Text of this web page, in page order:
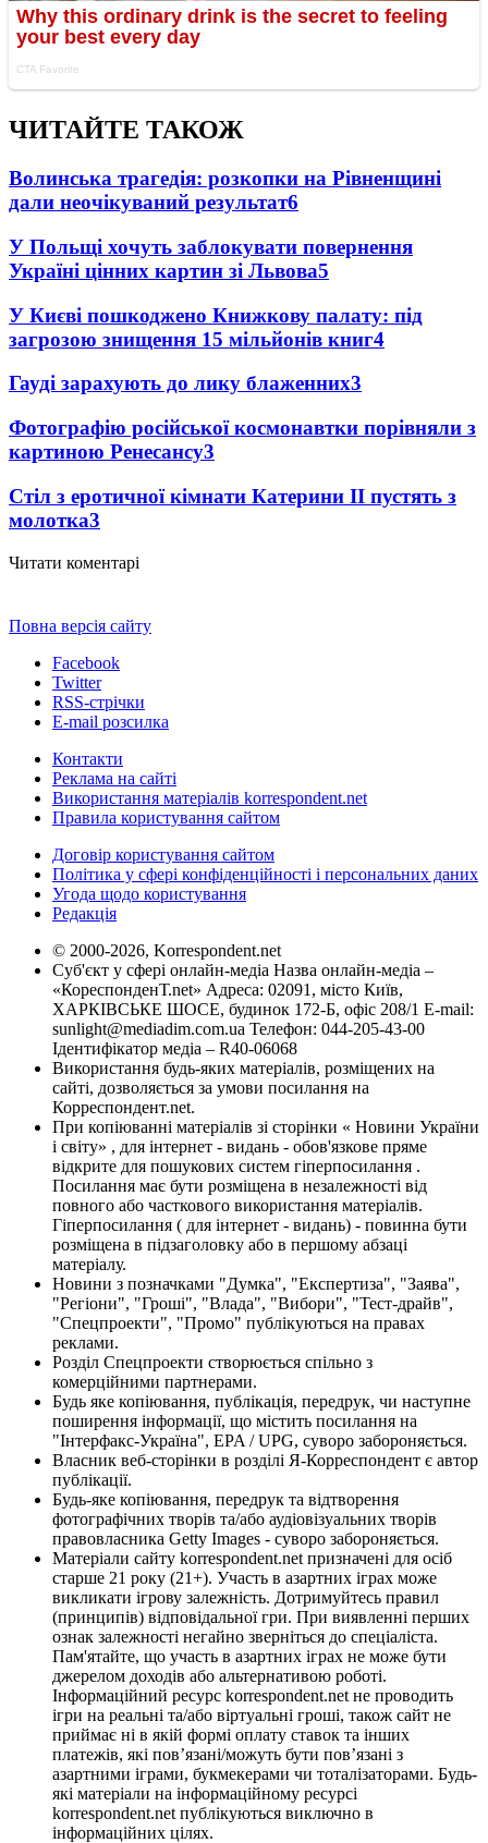
ЧИТАЙТЕ ТАКОЖ
Волинська трагедія: розкопки на Рівненщині
дали неочікуваний результат6
У Польщі хочуть заблокувати повернення
Україні цінних картин зі Львова5
У Києві пошкоджено Книжкову палату: під
загрозою знищення 15 мільйонів книг4
Гауді зарахують до лику блаженних3
Фотографію російської космонавтки порівняли з
картиною Ренесансу3
Стіл з еротичної кімнати Катерини II пустять з
молотка3
Читати коментарі
Повна версія сайту
Facebook
Twitter
RSS-стрічки
E-mail розсилка
Контакти
Реклама на сайті
Використання матеріалів korrespondent.net
Правила користування сайтом
Договір користування сайтом
Політика у сфері конфіденційності і персональних даних
Угода щодо користування
Редакція
© 2000-2026, Korrespondent.net
Суб'єкт у сфері онлайн-медіа Назва онлайн-медіа –
«КореспонденТ.net» Адреса: 02091, місто Київ,
ХАРКІВСЬКЕ ШОСЕ, будинок 172-Б, офіс 208/1 E-mail:
sunlight@mediadim.com.ua Телефон: 044-205-43-00
Ідентифікатор медіа – R40-06068
Використання будь-яких матеріалів, розміщених на
сайті, дозволяється за умови посилання на
Корреспондент.net.
При копіюванні матеріалів зі сторінки « Новини України
і світу» , для інтернет - видань - обов'язкове пряме
відкрите для пошукових систем гіперпосилання .
Посилання має бути розміщена в незалежності від
повного або часткового використання матеріалів.
Гіперпосилання ( для інтернет - видань) - повинна бути
розміщена в підзаголовку або в першому абзаці
матеріалу.
Новини з позначками "Думка", "Експертиза", "Заява",
"Регіони", "Гроші", "Влада", "Вибори", "Тест-драйв",
"Спецпроекти", "Промо" публікуються на правах
реклами.
Розділ Спецпроекти створюється спільно з
комерційними партнерами.
Будь яке копіювання, публікація, передрук, чи наступне
поширення інформації, що містить посилання на
"Інтерфакс-Україна", EPA / UPG, суворо забороняється.
Власник веб-сторінки в розділі Я-Корреспондент є автор
публікації.
Будь-яке копіювання, передрук та відтворення
фотографічних творів та/або аудіовізуальних творів
правовласника Getty Images - суворо забороняється.
Матеріали сайту korrespondent.net призначені для осіб
старше 21 року (21+). Участь в азартних іграх може
викликати ігрову залежність. Дотримуйтесь правил
(принципів) відповідальної гри. При виявленні перших
ознак залежності негайно зверніться до спеціаліста.
Пам'ятайте, що участь в азартних іграх не може бути
джерелом доходів або альтернативою роботі.
Інформаційний ресурс korrespondent.net не проводить
ігри на реальні та/або віртуальні гроші, також сайт не
приймає ні в якій формі оплату ставок та інших
платежів, які пов’язані/можуть бути пов’язані з
азартними іграми, букмекерами чи тоталізаторами. Будь-
які матеріали на інформаційному ресурсі
korrespondent.net публікуються виключно в
інформаційних цілях.